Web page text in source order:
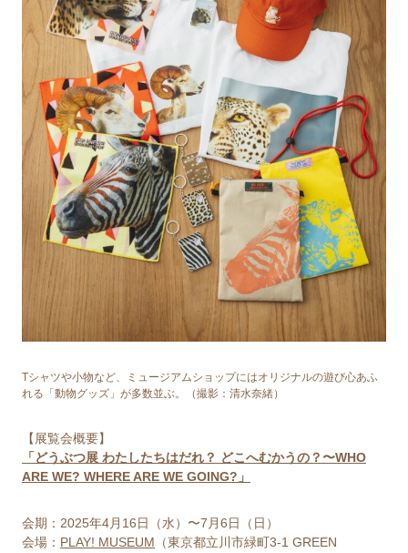
Tシャツや小物など、ミュージアムショップにはオリジナルの遊び⼼あふ
れる「動物グッズ」が多数並ぶ。（撮影：清⽔奈緒）
【展覧会概要】
「どうぶつ展 わたしたちはだれ？ どこへむかうの？〜WHO
ARE WE? WHERE ARE WE GOING?」
会期：2025年4⽉16⽇（⽔）〜7⽉6⽇（⽇）
会場： PLAY! MUSEUM （東京都⽴川市緑町3-1 GREEN